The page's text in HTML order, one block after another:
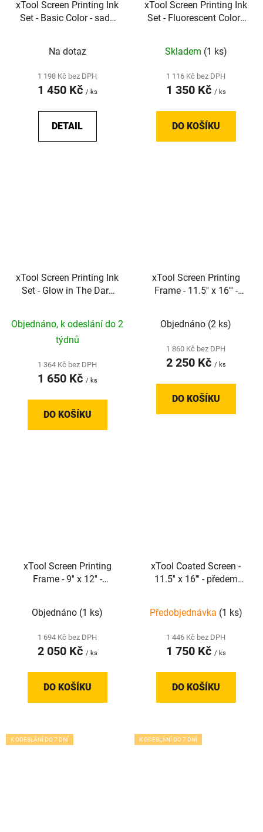
xTool Screen Printing Ink
Set - Basic Color - sada
Na dotaz
1 198 Kč bez DPH
1 450 Kč / ks
DETAIL
xTool Screen Printing Ink
Set - Fluorescent Color -
Skladem (1 ks)
1 116 Kč bez DPH
1 350 Kč / ks
DO KOŠÍKU
xTool Screen Printing Ink
Set - Glow in The Dark
Objednáno, k odeslání do 2
týdnů
1 364 Kč bez DPH
1 650 Kč / ks
DO KOŠÍKU
xTool Screen Printing
Frame - 11.5'' x 16''' -
Objednáno (2 ks)
1 860 Kč bez DPH
2 250 Kč / ks
DO KOŠÍKU
xTool Screen Printing
Frame - 9'' x 12'' -
Objednáno (1 ks)
1 694 Kč bez DPH
2 050 Kč / ks
DO KOŠÍKU
xTool Coated Screen -
11.5'' x 16''' - předem
Předobjednávka (1 ks)
1 446 Kč bez DPH
1 750 Kč / ks
DO KOŠÍKU
K ODESLÁNÍ DO 7 DNÍ K ODESLÁNÍ DO 7 DNÍ